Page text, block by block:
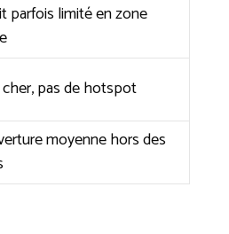
parfois limité en zone
pas de hotspot
moyenne hors des